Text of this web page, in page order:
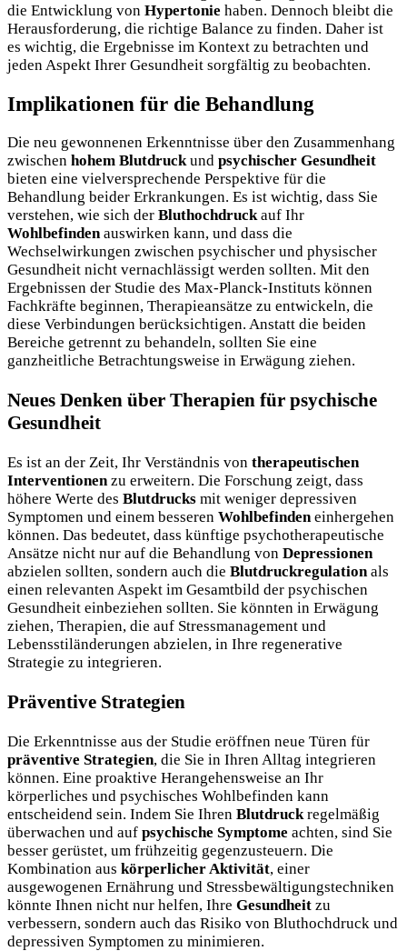
die Entwicklung von Hypertonie haben. Dennoch bleibt die
Herausforderung, die richtige Balance zu finden. Daher ist
es wichtig, die Ergebnisse im Kontext zu betrachten und
jeden Aspekt Ihrer Gesundheit sorgfältig zu beobachten.
Implikationen für die Behandlung
Die neu gewonnenen Erkenntnisse über den Zusammenhang
zwischen hohem Blutdruck und psychischer Gesundheit
bieten eine vielversprechende Perspektive für die
Behandlung beider Erkrankungen. Es ist wichtig, dass Sie
verstehen, wie sich der Bluthochdruck auf Ihr
Wohlbefinden auswirken kann, und dass die
Wechselwirkungen zwischen psychischer und physischer
Gesundheit nicht vernachlässigt werden sollten. Mit den
Ergebnissen der Studie des Max-Planck-Instituts können
Fachkräfte beginnen, Therapieansätze zu entwickeln, die
diese Verbindungen berücksichtigen. Anstatt die beiden
Bereiche getrennt zu behandeln, sollten Sie eine
ganzheitliche Betrachtungsweise in Erwägung ziehen.
Neues Denken über Therapien für psychische
Gesundheit
Es ist an der Zeit, Ihr Verständnis von therapeutischen
Interventionen zu erweitern. Die Forschung zeigt, dass
höhere Werte des Blutdrucks mit weniger depressiven
Symptomen und einem besseren Wohlbefinden einhergehen
können. Das bedeutet, dass künftige psychotherapeutische
Ansätze nicht nur auf die Behandlung von Depressionen
abzielen sollten, sondern auch die Blutdruckregulation als
einen relevanten Aspekt im Gesamtbild der psychischen
Gesundheit einbeziehen sollten. Sie könnten in Erwägung
ziehen, Therapien, die auf Stressmanagement und
Lebensstiländerungen abzielen, in Ihre regenerative
Strategie zu integrieren.
Präventive Strategien
Die Erkenntnisse aus der Studie eröffnen neue Türen für
präventive Strategien, die Sie in Ihren Alltag integrieren
können. Eine proaktive Herangehensweise an Ihr
körperliches und psychisches Wohlbefinden kann
entscheidend sein. Indem Sie Ihren Blutdruck regelmäßig
überwachen und auf psychische Symptome achten, sind Sie
besser gerüstet, um frühzeitig gegenzusteuern. Die
Kombination aus körperlicher Aktivität, einer
ausgewogenen Ernährung und Stressbewältigungstechniken
könnte Ihnen nicht nur helfen, Ihre Gesundheit zu
verbessern, sondern auch das Risiko von Bluthochdruck und
depressiven Symptomen zu minimieren.